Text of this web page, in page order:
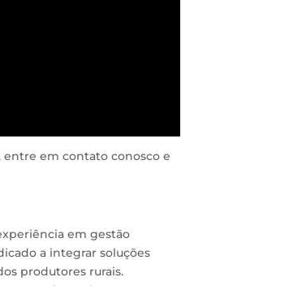
em contato conosco e
em gestão
a integrar soluções
produtores rurais.